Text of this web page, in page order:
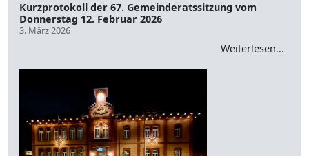
Kurzprotokoll der 67. Gemeinderatssitzung vom
Donnerstag 12. Februar 2026
3. März 2026
Weiterlesen...